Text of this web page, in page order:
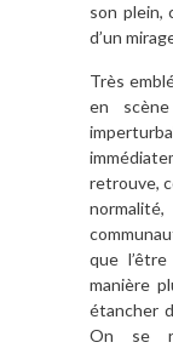
son plein,
d’un
Très
en
retrouve,
que
manière
étancher
On se